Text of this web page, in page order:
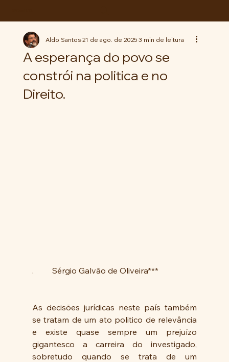
A esperança do povo se
constrói na politica e no
Direito.
Aldo Santos21 de ago. de 20253 min de leitura
.         Sérgio Galvão de Oliveira***
As decisões jurídicas neste país também
se tratam de um ato politico de relevância
e existe quase sempre um prejuízo
gigantesco a carreira do investigado,
sobretudo quando se trata de um